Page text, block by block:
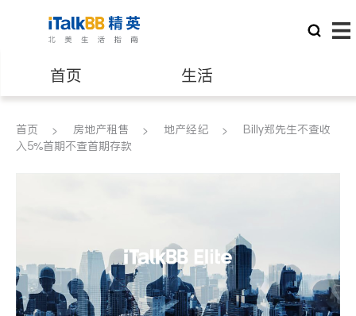
首页 生活
医生 律师
养老 非盈利组织
首页 房地产租售 地产经纪
Billy郑先生不查收
入5%首期不查首期存款